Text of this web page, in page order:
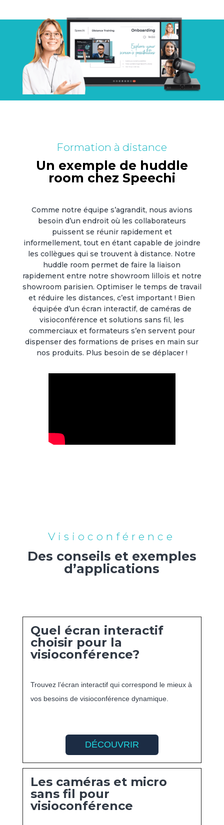
Formation à distance
Un exemple de huddle
room chez Speechi
Comme notre équipe s’agrandit, nous avions
besoin d’un endroit où les collaborateurs
puissent se réunir rapidement et
informellement, tout en étant capable de joindre
les collègues qui se trouvent à distance. Notre
huddle room permet de faire la liaison
rapidement entre notre showroom lillois et notre
showroom parisien. Optimiser le temps de travail
et réduire les distances, c’est important ! Bien
équipée d’un écran interactif, de caméras de
visioconférence et solutions sans fil, les
commerciaux et formateurs s’en servent pour
dispenser des formations de prises en main sur
nos produits. Plus besoin de se déplacer !
Visioconférence
Des conseils et exemples
d’applications
Quel écran interactif
choisir pour la
visioconférence?
Trouvez l’écran interactif qui correspond le mieux à
vos besoins de visioconférence dynamique.
DÉCOUVRIR
Les caméras et micro
sans fil pour
visioconférence